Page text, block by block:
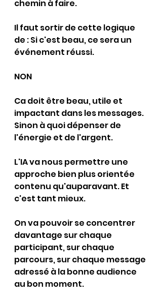
chemin à faire.
Il faut sortir de cette logique
de : Si c'est beau, ce sera un
événement réussi.
NON
Ca doit être beau, utile et
impactant dans les messages.
Sinon à quoi dépenser de
l'énergie et de l'argent.
L'IA va nous permettre une
approche bien plus orientée
contenu qu'auparavant. Et
c'est tant mieux.
On va pouvoir se concentrer
davantage sur chaque
participant, sur chaque
parcours, sur chaque message
adressé à la bonne audience
au bon moment.